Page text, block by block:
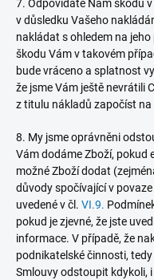
7. Odpovídáte Nám škodu
v důsledku Vašeho
nakládat s ohledem na
škodu Vám v takovém
bude vráceno a splatnost
že jsme Vám ještě nevrátili
z titulu nákladů započíst na
8. My jsme oprávněni
Vám dodáme Zboží, pokud
možné Zboží dodat
důvody spočívající v
uvedené v čl. VI.9.
pokud je zjevné, že jste
informace. V případě, že
podnikatelské činnosti,
Smlouvy odstoupit kdykoli,